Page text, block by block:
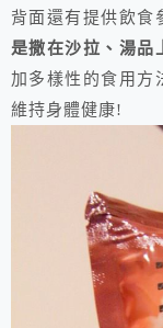
背面還有提供飲食
是撒在沙拉、湯品
加多樣性的食用方
維持身體健康!